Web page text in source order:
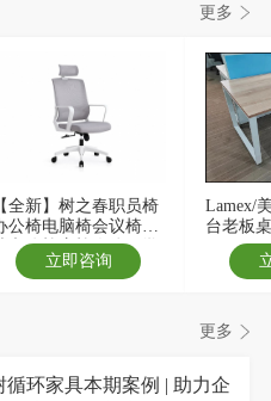
更多
【全新】树之春职员椅
公椅电脑椅会议椅商
业办公椅座椅人体工学
椅网布椅立即咨询
Lamex/
台老板
更多
循环家具本期案例 | 助力企